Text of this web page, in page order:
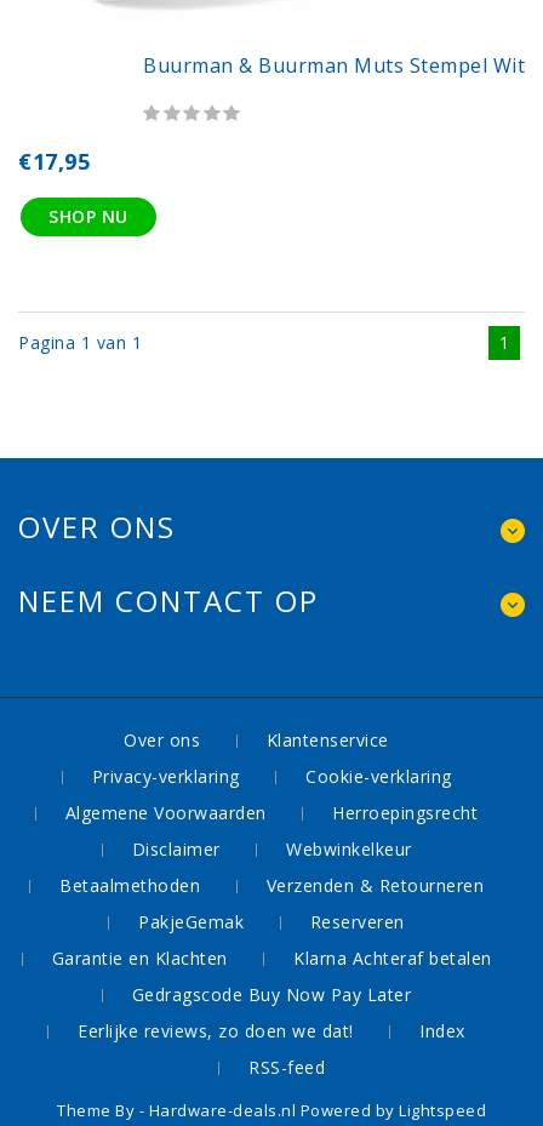
Buurman & Buurman Muts Stempel Wit
€17,95
SHOP NU
Pagina 1 van 1 1
OVER ONS
NEEM CONTACT OP
Over ons
Klantenservice
Privacy-verklaring
Cookie-verklaring
Algemene Voorwaarden
Herroepingsrecht
Disclaimer
Webwinkelkeur
Betaalmethoden
Verzenden & Retourneren
PakjeGemak
Reserveren
Garantie en Klachten
Klarna Achteraf betalen
Gedragscode Buy Now Pay Later
Eerlijke reviews, zo doen we dat!
Index
RSS-feed
Theme By - Hardware-deals.nl Powered by Lightspeed